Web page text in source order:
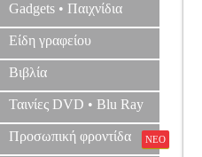
Gadgets • Παιχνίδια
Είδη γραφείου
Βιβλία
Ταινίες DVD • Blu Ray
Προσωπική φροντίδα ΝΕΟ